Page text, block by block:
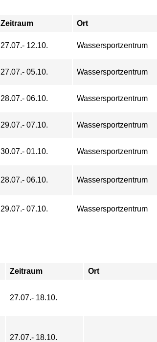
Zeitraum Ort
27.07.- 12.10. Wassersportzentrum
27.07.- 05.10. Wassersportzentrum
28.07.- 06.10. Wassersportzentrum
29.07.- 07.10. Wassersportzentrum
30.07.- 01.10. Wassersportzentrum
28.07.- 06.10. Wassersportzentrum
29.07.- 07.10. Wassersportzentrum
Zeitraum Ort
27.07.- 18.10.
27.07.- 18.10.